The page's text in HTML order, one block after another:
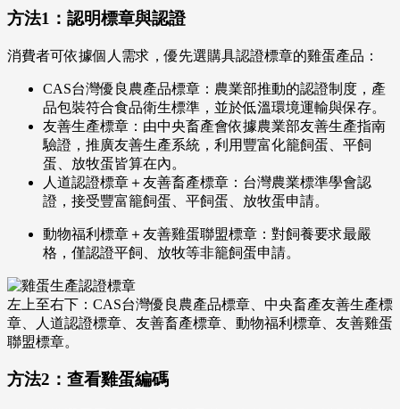
方法1：認明標章與認證
消費者可依據個人需求，優先選購具認證標章的雞蛋產品：
CAS台灣優良農產品標章：農業部推動的認證制度，產
品包裝符合食品衛生標準，並於低溫環境運輸與保存。
友善生產標章：由中央畜產會依據農業部友善生產指南
驗證，推廣友善生產系統，利用豐富化籠飼蛋、平飼
蛋、放牧蛋皆算在內。
人道認證標章＋友善畜產標章：台灣農業標準學會認
證，接受豐富籠飼蛋、平飼蛋、放牧蛋申請。
動物福利標章＋友善雞蛋聯盟標章：對飼養要求最嚴
格，僅認證平飼、放牧等非籠飼蛋申請。
左上至右下：CAS台灣優良農產品標章、中央畜產友善生產標
章、人道認證標章、友善畜產標章、動物福利標章、友善雞蛋
聯盟標章。
方法2：查看雞蛋編碼